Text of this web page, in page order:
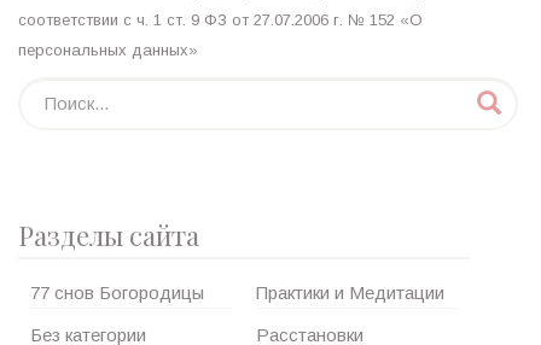
соответствии с ч. 1 ст. 9 ФЗ от 27.07.2006 г. № 152 «О
персональных данных»
Разделы сайта
77 снов Богородицы
Без категории
Практики и Медитации
Расстановки